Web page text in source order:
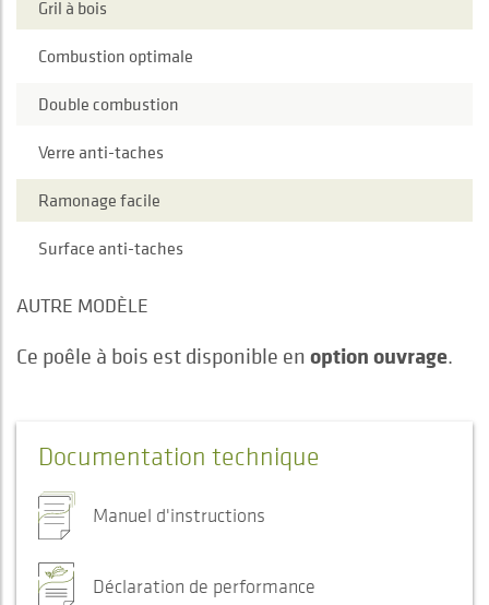
Gril à bois
Combustion optimale
Double combustion
Verre anti-taches
Ramonage facile
Surface anti-taches
AUTRE MODÈLE
Ce poêle à bois est disponible en option ouvrage.
Documentation technique
Manuel d'instructions
Déclaration de performance